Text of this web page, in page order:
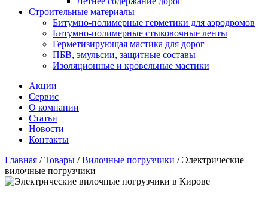
Строительные материалы
Битумно-полимерные герметики для аэродромов
Битумно-полимерные стыковочные ленты
Герметизирующая мастика для дорог
ПБВ, эмульсии, защитные составы
Изоляционные и кровельные мастики
Акции
Сервис
О компании
Статьи
Новости
Контакты
Главная /Товары /Вилочные погрузчики /Электрические
вилочные погрузчики